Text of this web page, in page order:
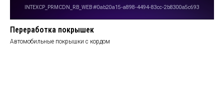
Переработка покрышек
Автомобильные покрышки с кордом